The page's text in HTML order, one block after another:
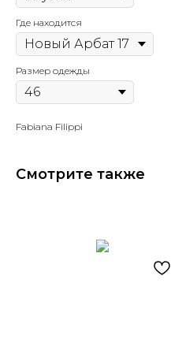
Где находится
Размер одежды
Fabiana Filippi
Смотрите также